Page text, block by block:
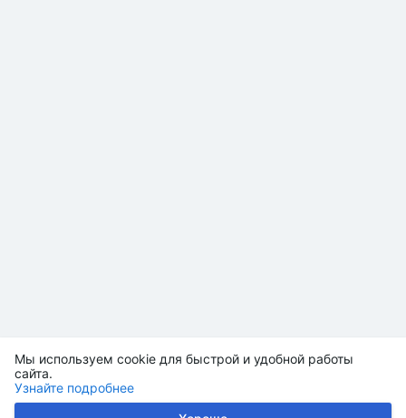
Мы используем cookie для быстрой и удобной работы
сайта.
Узнайте подробнее